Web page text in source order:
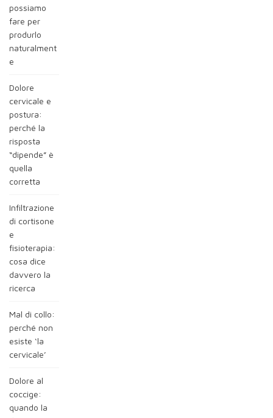
possiamo
fare per
produrlo
naturalment
e
Dolore
cervicale e
postura:
perché la
risposta
“dipende” è
quella
corretta
Infiltrazione
di cortisone
e
fisioterapia:
cosa dice
davvero la
ricerca
Mal di collo:
perché non
esiste ‘la
cervicale’
Dolore al
coccige:
quando la